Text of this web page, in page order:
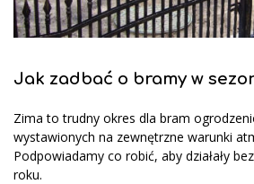
Jak zadbać o bramy w
Zima to trudny okres dla bram
wystawionych na zewnętrzne warunki
Podpowiadamy co robić, aby działały
roku.